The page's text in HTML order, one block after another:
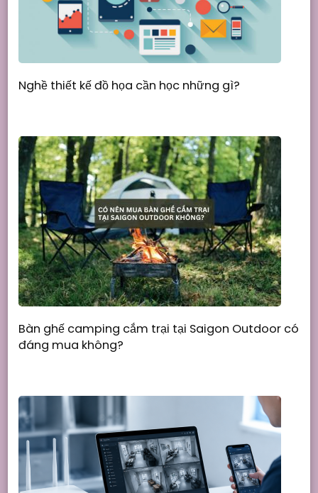
Nghề thiết kế đồ họa cần học những gì?
Bàn ghế camping cắm trại tại Saigon Outdoor có
đáng mua không?